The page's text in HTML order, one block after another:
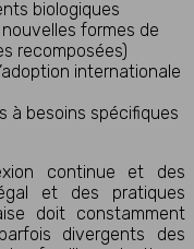
biologiques
formes de
recomposées)
internationale
à besoins spécifiques
continue et des
et des pratiques
doit constamment
divergents des